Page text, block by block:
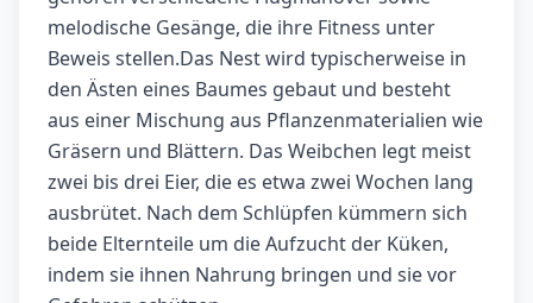
melodische Gesänge, die ihre Fitness unter
Beweis stellen.Das Nest wird typischerweise in
den Ästen eines Baumes gebaut und besteht
aus einer Mischung aus Pflanzenmaterialien wie
Gräsern und Blättern. Das Weibchen legt meist
zwei bis drei Eier, die es etwa zwei Wochen lang
ausbrütet. Nach dem Schlüpfen kümmern sich
beide Elternteile um die Aufzucht der Küken,
indem sie ihnen Nahrung bringen und sie vor